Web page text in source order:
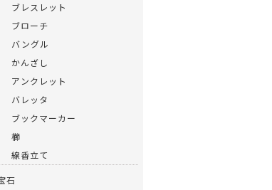
ブレスレット
ブローチ
バングル
かんざし
アンクレット
バレッタ
ブックマーカー
櫛
線香立て
石